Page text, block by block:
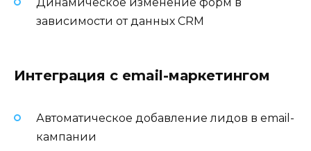
Динамическое изменение форм в
зависимости от данных CRM
Интеграция с email-маркетингом
Автоматическое добавление лидов в email-
кампании